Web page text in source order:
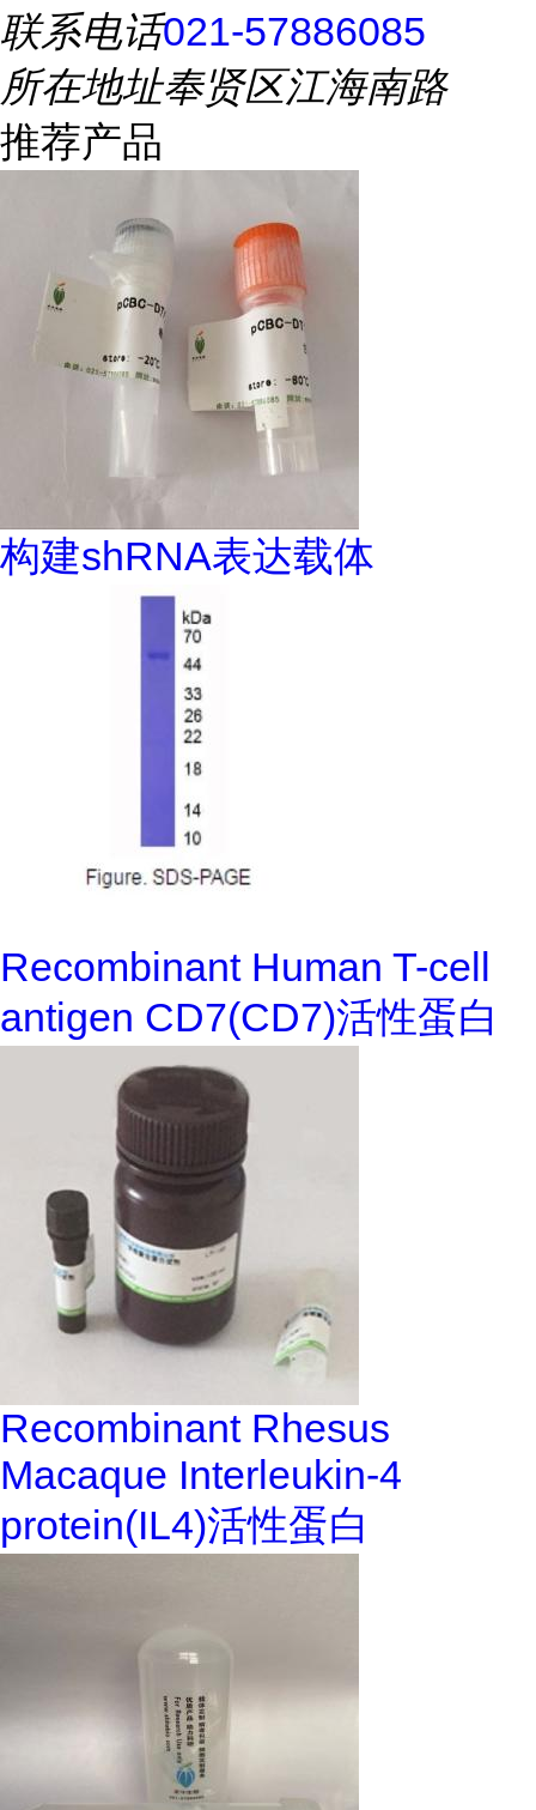
联系电话021-57886085
所在地址奉贤区江海南路
推荐产品
构建shRNA表达载体
Recombinant Human T-cell
antigen CD7(CD7)活性蛋白
Recombinant Rhesus
Macaque Interleukin-4
protein(IL4)活性蛋白